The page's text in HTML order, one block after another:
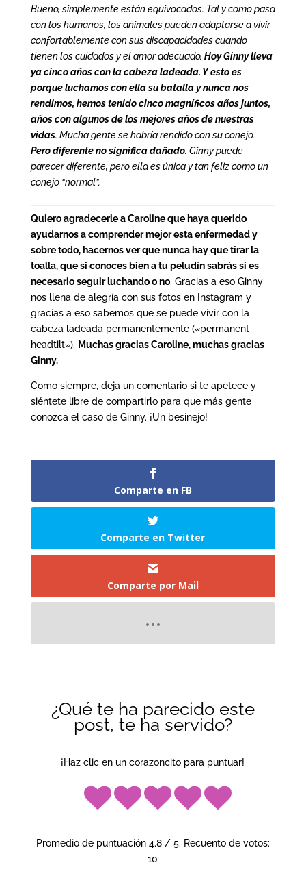
Bueno, simplemente están equivocados. Tal y como pasa
con los humanos, los animales pueden adaptarse a vivir
confortablemente con sus discapacidades cuando
tienen los cuidados y el amor adecuado. Hoy Ginny lleva
ya cinco años con la cabeza ladeada. Y esto es
porque luchamos con ella su batalla y nunca nos
rendimos, hemos tenido cinco magníficos años juntos,
años con algunos de los mejores años de nuestras
vidas. Mucha gente se habría rendido con su conejo.
Pero diferente no significa dañado. Ginny puede
parecer diferente, pero ella es única y tan feliz como un
conejo “normal”.
Quiero agradecerle a Caroline que haya querido
ayudarnos a comprender mejor esta enfermedad y
sobre todo, hacernos ver que nunca hay que tirar la
toalla, que si conoces bien a tu peludín sabrás si es
necesario seguir luchando o no. Gracias a eso Ginny
nos llena de alegría con sus fotos en Instagram y
gracias a eso sabemos que se puede vivir con la
cabeza ladeada permanentemente («permanent
headtilt»). Muchas gracias Caroline, muchas gracias
Ginny.
Como siempre, deja un comentario si te apetece y
siéntete libre de compartirlo para que más gente
conozca el caso de Ginny. ¡Un besinejo!
Comparte en FB
Comparte en Twitter
Comparte por Mail
¿Qué te ha parecido este
post, te ha servido?
¡Haz clic en un corazoncito para puntuar!
Promedio de puntuación 4.8/ 5. Recuento de votos:
10